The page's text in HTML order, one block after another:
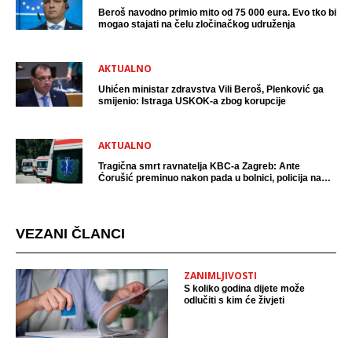
Beroš navodno primio mito od 75 000 eura. Evo tko bi
mogao stajati na čelu zločinačkog udruženja
AKTUALNO
Uhićen ministar zdravstva Vili Beroš, Plenković ga
smijenio: Istraga USKOK-a zbog korupcije
AKTUALNO
Tragična smrt ravnatelja KBC-a Zagreb: Ante
Ćorušić preminuo nakon pada u bolnici, policija na
VEZANI ČLANCI
ZANIMLJIVOSTI
S koliko godina dijete može
odlučiti s kim će živjeti